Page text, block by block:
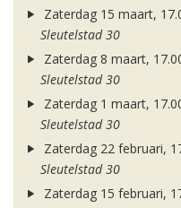
Zaterdag 15 maart,
Sleutelstad 30
Zaterdag 8 maart,
Sleutelstad 30
Zaterdag 1 maart,
Sleutelstad 30
Zaterdag 22 februari,
Sleutelstad 30
Zaterdag 15 februari,